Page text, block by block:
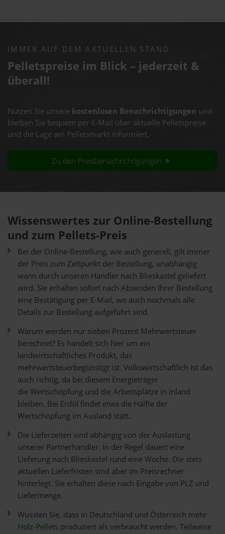
IMMER AUF DEM AKTUELLEN STAND
Pelletspreise im Blick – jederzeit &
überall!
Nutzen Sie unsere kostenlosen Benachrichtigungen und
bleiben Sie bequem per E-Mail über aktuelle Pelletspreise
und die Lage am Pelletsmarkt informiert.
Zu den Preisbenachrichtigungen
Wissenswertes zur Online-Bestellung
und zum Pellets-Preis
Bei der Online-Bestellung, wie auch generell, gilt immer
der Preis zum Zeitpunkt der Bestellung, unabhängig
wann durch unseren Händler nach Blieskastel geliefert
wird. Sie erhalten sofort nach Absenden Ihrer Bestellung
eine Bestätigung per E-Mail, wo auch nochmals alle
Details zur Bestellung aufgeführt sind.
Warum werden nur sieben Prozent Mehrwertsteuer
berechnet? Es handelt sich hier um ein
landwirtschaftliches Produkt, das
mehrwertsteuerbegünstigt ist. Volkswirtschaftlich ist das
auch richtig, da bei diesem Energieträger
die Wertschöpfung und die Arbeitsplätze in Inland
bleiben. Bei Erdöl findet etwa die Hälfte der
Wertschöpfung im Ausland statt.
Die Lieferzeiten sind abhängig von der Auslastung
unserer Partnerhändler. In der Regel dauert eine
Lieferung nach Blieskastel rund eine Woche. Die stets
aktuellen Lieferfristen sind aber im Preisrechner
hinterlegt. Sie erhalten diese nach Eingabe von PLZ und
Liefermenge.
Wussten Sie, dass in Deutschland und Österreich mehr
Holz-Pellets produziert als verbraucht werden. Teilweise